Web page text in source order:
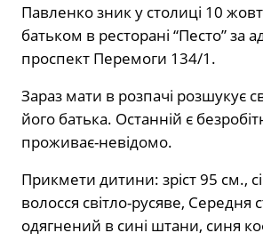
Павленко зник у столиці 10
батьком в ресторані “Песто” за
проспект Перемоги 134/1.
Зараз мати в розпачі розшукує
його батька. Останній є
проживає-невідомо.
Прикмети дитини: зріст 95 см.,
волосся світло-русяве, Середня
одягнений в сині штани, синя